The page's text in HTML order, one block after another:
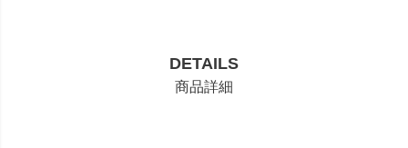
DETAILS
商品詳細